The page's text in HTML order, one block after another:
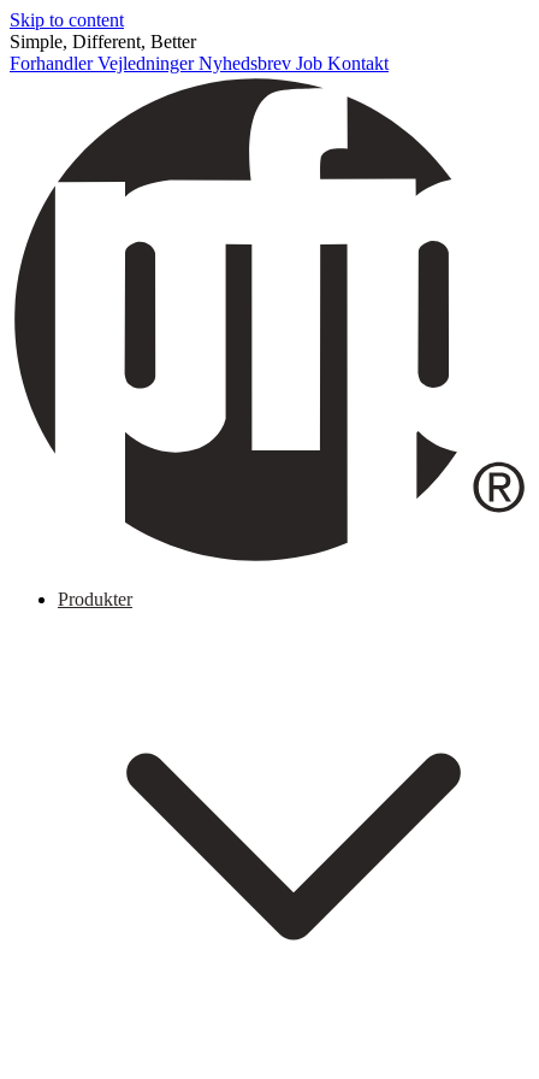
Skip to content
Simple, Different, Better
ForhandlerVejledningerNyhedsbrev Job Kontakt
Produkter